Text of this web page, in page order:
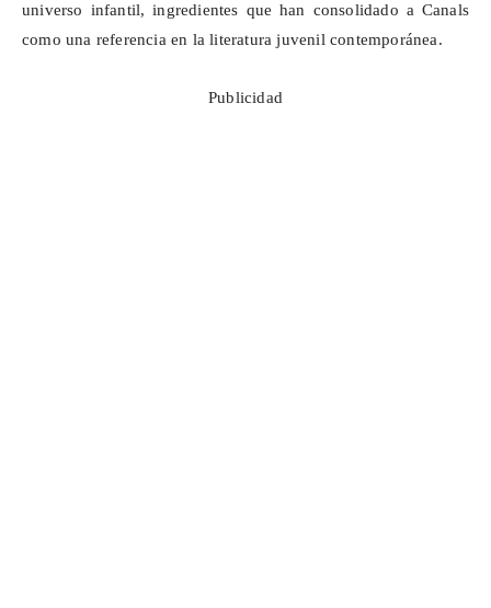
universo infantil, ingredientes que han consolidado a Canals
como una referencia en la literatura juvenil contemporánea.
Publicidad